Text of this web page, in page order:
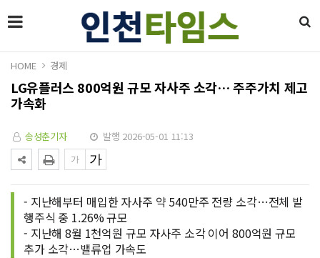
HOME 경제
LG유플러스 800억원 규모 자사주 소각… 주주가치 제고
가속화
송성춘기자 발행 2026-05-01 11:13
- 지난해부터 매입한 자사주 약 540만주 전량 소각…전체 발
행주식 중 1.26% 규모
- 지난해 8월 1천억원 규모 자사주 소각 이어 800억원 규모
추가 소각…밸류업 가속도